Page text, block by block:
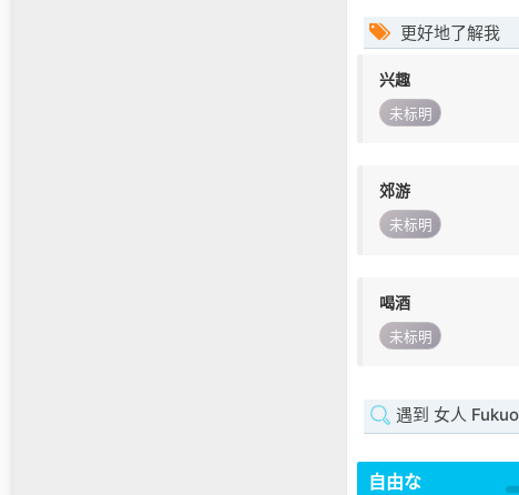
更好地了解我
兴趣
未标明
郊游
未标明
喝酒
未标明
遇到 女人
自由な